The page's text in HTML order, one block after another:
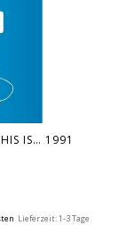
IS… 1991
Lieferzeit:1-3 Tage